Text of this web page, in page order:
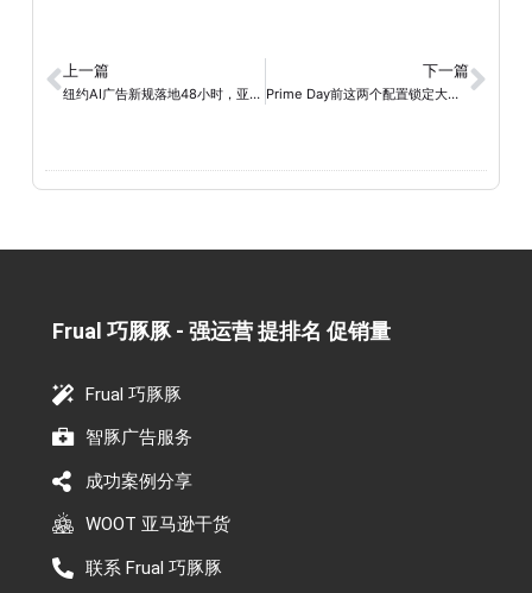
上一篇
纽约AI广告新规落地48小时，亚马逊卖家必须知道的“真相”与“解法”
下一篇
Prime Day前这两个配置锁定大促后复购转化，让运营少加三天班！
Frual 巧豚豚 - 强运营 提排名 促销量​
Frual 巧豚豚
智豚广告服务
成功案例分享
WOOT 亚马逊干货
联系 Frual 巧豚豚